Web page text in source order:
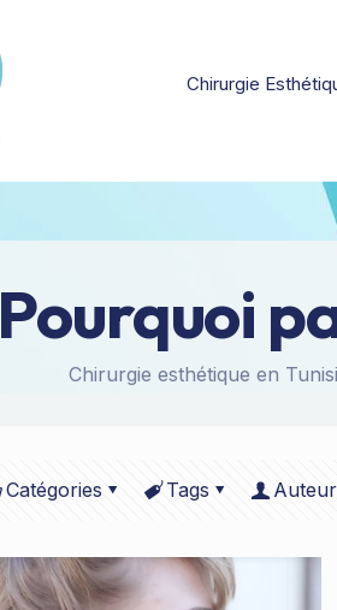
Chirurgie
Pourquoi
Chirurgie esthétique en
Catégories Tags